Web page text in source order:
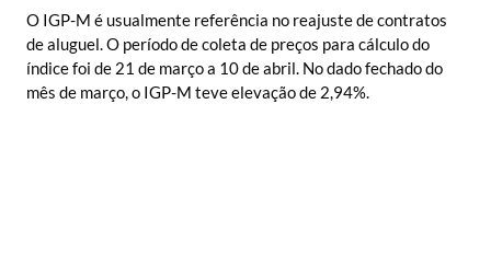
O IGP-M é usualmente referência no reajuste de contratos
de aluguel. O período de coleta de preços para cálculo do
índice foi de 21 de março a 10 de abril. No dado fechado do
mês de março, o IGP-M teve elevação de 2,94%.